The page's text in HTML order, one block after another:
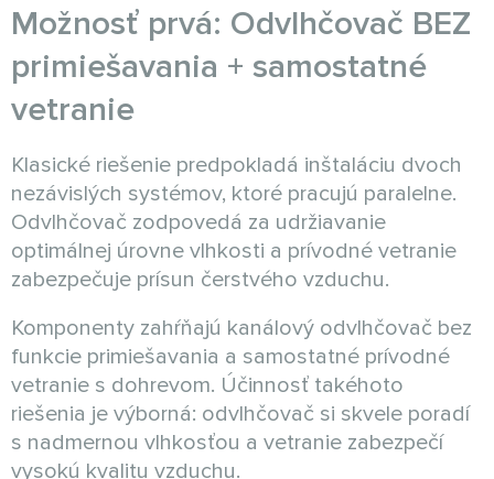
Možnosť prvá: Odvlhčovač BEZ
primiešavania + samostatné
vetranie
Klasické riešenie predpokladá inštaláciu dvoch
nezávislých systémov, ktoré pracujú paralelne.
Odvlhčovač zodpovedá za udržiavanie
optimálnej úrovne vlhkosti a prívodné vetranie
zabezpečuje prísun čerstvého vzduchu.
Komponenty zahŕňajú kanálový odvlhčovač bez
funkcie primiešavania a samostatné prívodné
vetranie s dohrevom. Účinnosť takéhoto
riešenia je výborná: odvlhčovač si skvele poradí
s nadmernou vlhkosťou a vetranie zabezpečí
vysokú kvalitu vzduchu.